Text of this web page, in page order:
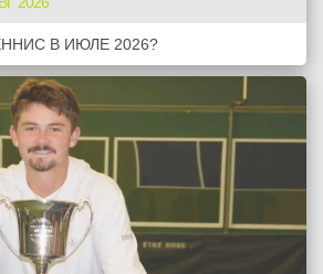
В ИЮЛЕ 2026?